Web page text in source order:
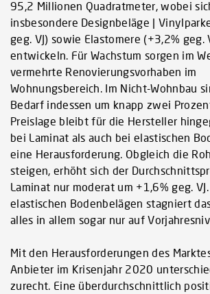
95,2 Millionen Quadratmeter, wobei
insbesondere Designbeläge |
geg. VJ) sowie Elastomere (+3,2% geg.
entwickeln. Für Wachstum sorgen im
vermehrte Renovierungsvorhaben im
Wohnungsbereich. Im Nicht-Wohnbau
Bedarf indessen um knapp zwei
Preislage bleibt für die Hersteller
bei Laminat als auch bei elastischen
eine Herausforderung. Obgleich die
steigen, erhöht sich der
Laminat nur moderat um +1,6% geg.
elastischen Bodenbelägen stagniert
alles in allem sogar nur auf
Mit den Herausforderungen des
Anbieter im Krisenjahr 2020
zurecht. Eine überdurchschnittlich